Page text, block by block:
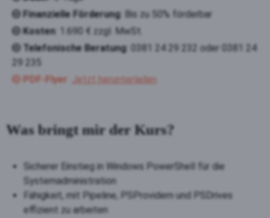
Finanzielle Förderung: Bis zu 50% förderbar
Kosten: 1.690 € zzgl. MwSt.
Telefonische Beratung: 0381 24 29 232 oder 0381 24
29 235
PDF-Flyer Jetzt herunterladen
Was bringt mir der Kurs?
Sicherer Einstieg in Windows PowerShell für die
Systemadministration
Fähigkeit, mit Pipeline, PSProvidern und PSDrives
effizient zu arbeiten